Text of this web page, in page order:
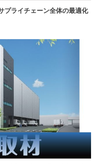
プライチェーン全体の最適化